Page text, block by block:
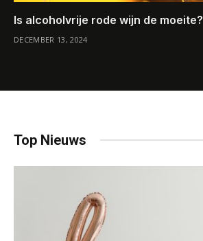
Is alcoholvrije rode wijn de moeite?
DECEMBER 13, 2024
Top Nieuws